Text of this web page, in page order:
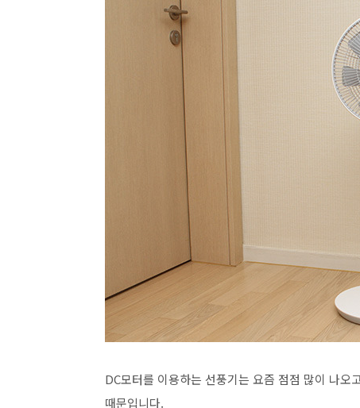
DC모터를 이용하는 선풍기는 요즘 점점 많이 나오
때문입니다.